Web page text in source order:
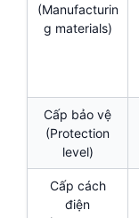
(Manufacturin
g materials)
Cấp bảo vệ
(Protection
level)
Cấp cách
điện